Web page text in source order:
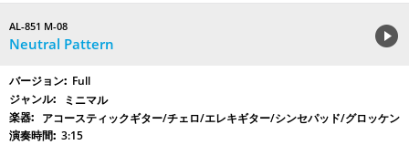
AL-851 M-08
Neutral Pattern
Full
ミニマル
アコースティックギター/チェロ/エレキギター/シンセパッド/グロッケン
3:15